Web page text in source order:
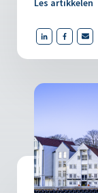
Les artikkelen